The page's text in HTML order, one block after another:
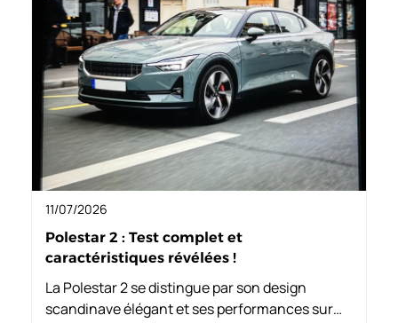
11/07/2026
Polestar 2 : Test complet et
caractéristiques révélées !
La Polestar 2 se distingue par son design
scandinave élégant et ses performances sur